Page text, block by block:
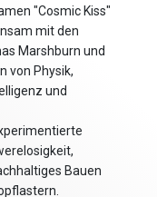
"Cosmic Kiss"
mit den
Marshburn und
von Physik,
und
Bauen